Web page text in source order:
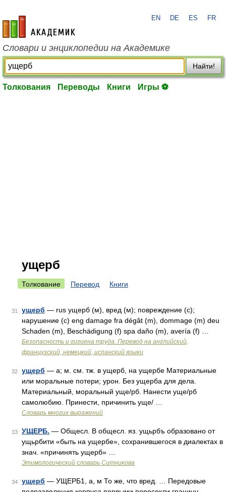
academic.ru
EN DE ES FR
Словари и энциклопедии на Академике
Найти!
Толкования Переводы Книги Игры ⚽
ущерб
Толкование Перевод Книги
31 ущерб — rus ущерб (м), вред (м); повреждение (с);
нарушение (с) eng damage fra dégât (m), dommage (m) deu
Schaden (m), Beschädigung (f) spa daño (m), avería (f) …
Безопасность и гигиена труда. Перевод на английский,
французский, немецкий, испанский языки
32 ущерб — а; м. см. тж. в ущерб, на ущербе Материальные
или моральные потери; урон. Без ущерба для дела.
Материальный, моральный уще/рб. Нанести уще/рб
самолюбию. Принести, причинить уще/ …
Словарь многих выражений
33 УЩЕРБ. — Общесл. В общесл. яз. ущьрбъ образовано от
ущьрбити «быть на ущербе», сохранившегося в диалектах в
знач. «причинять ущерб» …
Этимологический словарь Ситникова
34 ущерб — УЩЕРБ1, а, м То же, что вред. … Передовые